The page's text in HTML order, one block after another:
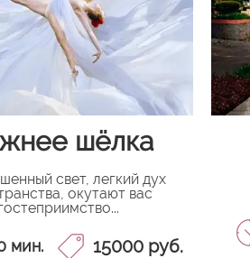
шёлка
свет, легкий дух
окутают вас
мин. 15000 руб.